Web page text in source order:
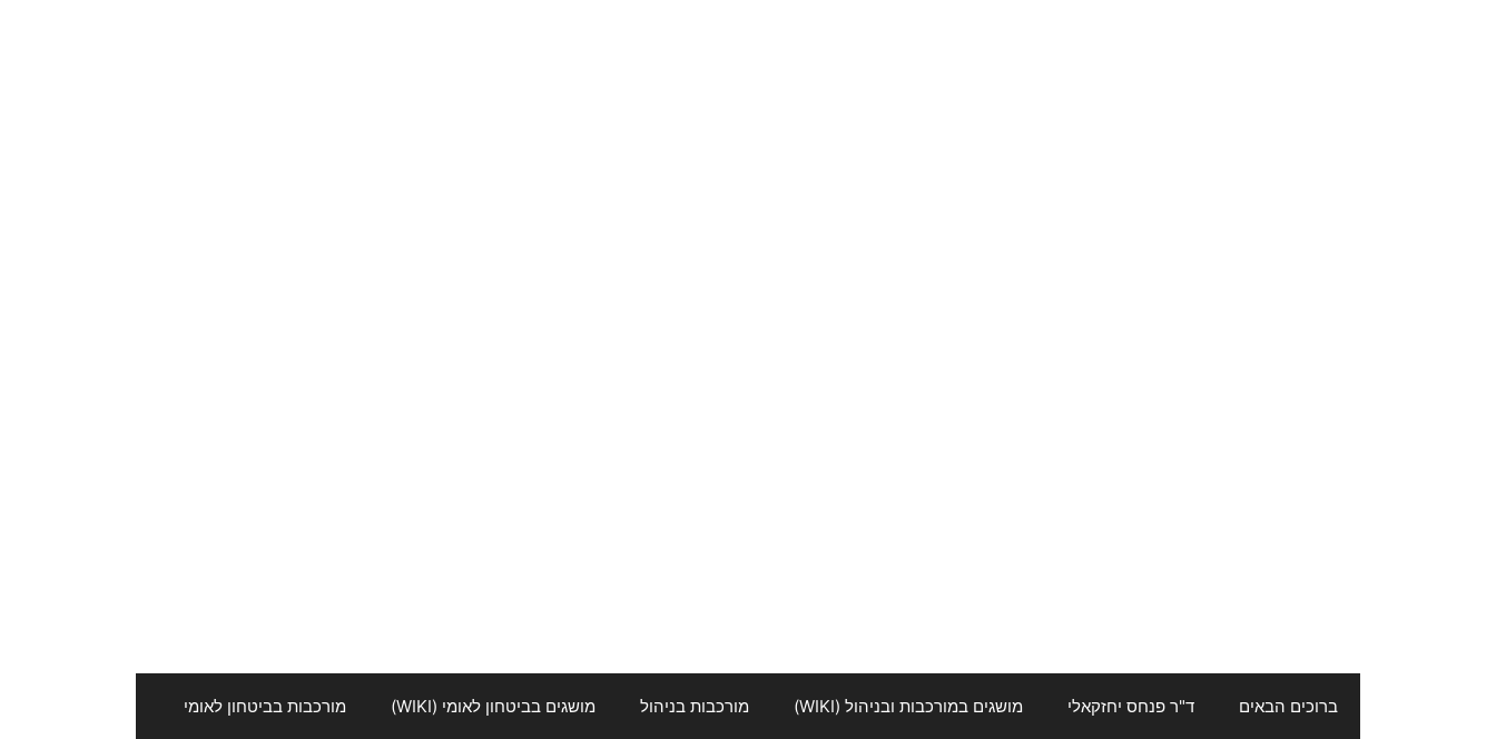
ברוכים הבאים ד"ר פנחס יחזקאלי מושגים במורכבות ובניהול (WIKI) מורכבות בניהול מושגים בביטחון לאומי (WIKI) מורכבות בביטחון לאומי